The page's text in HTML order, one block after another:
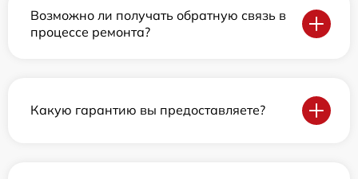
Возможно ли получать обратную связь в
процессе ремонта?
Какую гарантию вы предоставляете?